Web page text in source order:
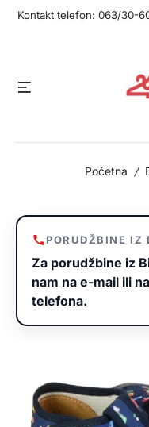
Kontakt telefon: 063/30-
Početna /
PORUDŽBINE IZ
Za porudžbine iz
nam na e-mail ili
telefona.